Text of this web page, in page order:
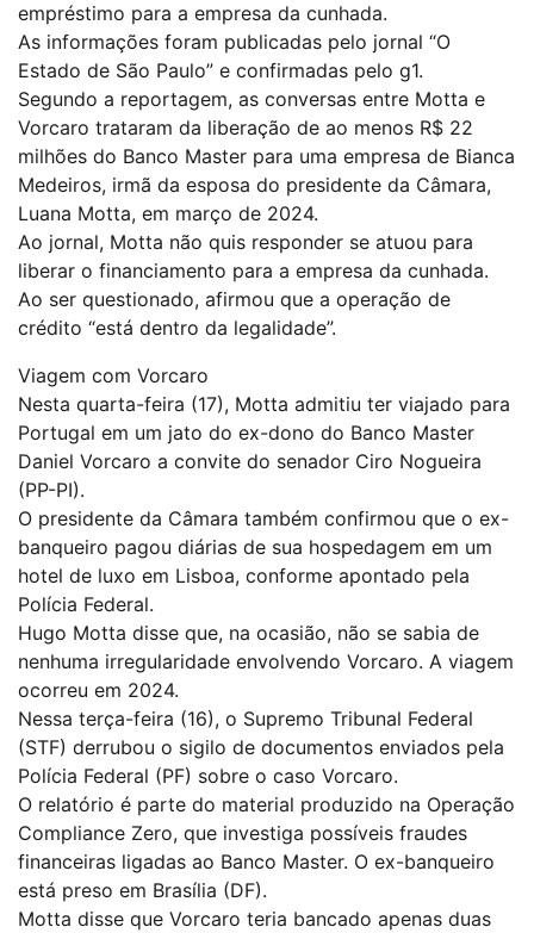
empréstimo para a empresa da cunhada.
As informações foram publicadas pelo jornal “O
Estado de São Paulo” e confirmadas pelo g1.
Segundo a reportagem, as conversas entre Motta e
Vorcaro trataram da liberação de ao menos R$ 22
milhões do Banco Master para uma empresa de Bianca
Medeiros, irmã da esposa do presidente da Câmara,
Luana Motta, em março de 2024.
Ao jornal, Motta não quis responder se atuou para
liberar o financiamento para a empresa da cunhada.
Ao ser questionado, afirmou que a operação de
crédito “está dentro da legalidade”.
Viagem com Vorcaro
Nesta quarta-feira (17), Motta admitiu ter viajado para
Portugal em um jato do ex-dono do Banco Master
Daniel Vorcaro a convite do senador Ciro Nogueira
(PP-PI).
O presidente da Câmara também confirmou que o ex-
banqueiro pagou diárias de sua hospedagem em um
hotel de luxo em Lisboa, conforme apontado pela
Polícia Federal.
Hugo Motta disse que, na ocasião, não se sabia de
nenhuma irregularidade envolvendo Vorcaro. A viagem
ocorreu em 2024.
Nessa terça-feira (16), o Supremo Tribunal Federal
(STF) derrubou o sigilo de documentos enviados pela
Polícia Federal (PF) sobre o caso Vorcaro.
O relatório é parte do material produzido na Operação
Compliance Zero, que investiga possíveis fraudes
financeiras ligadas ao Banco Master. O ex-banqueiro
está preso em Brasília (DF).
Motta disse que Vorcaro teria bancado apenas duas